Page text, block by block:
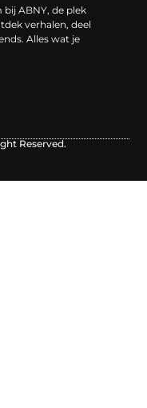
bij ABNY, de plek
verhalen, deel
Alles wat je
Reserved.